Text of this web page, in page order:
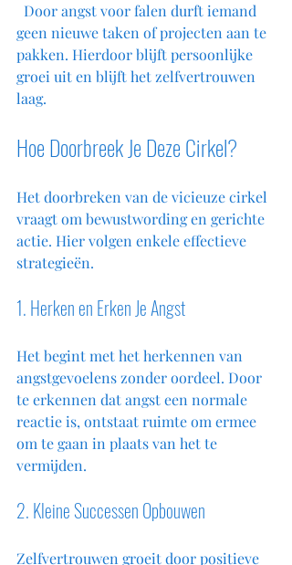
geen nieuwe taken of projecten aan te
pakken. Hierdoor blijft persoonlijke
groei uit en blijft het zelfvertrouwen
laag.
Hoe Doorbreek Je Deze Cirkel?
Het doorbreken van de vicieuze cirkel
vraagt om bewustwording en gerichte
actie. Hier volgen enkele effectieve
strategieën.
1. Herken en Erken Je Angst
Het begint met het herkennen van
angstgevoelens zonder oordeel. Door
te erkennen dat angst een normale
reactie is, ontstaat ruimte om ermee
om te gaan in plaats van het te
vermijden.
2. Kleine Successen Opbouwen
Zelfvertrouwen groeit door positieve